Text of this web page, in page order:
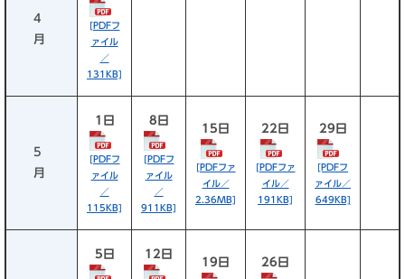
4
月
[PDFフ
ァイル
／
131KB]
5
月
1日
[PDFフ
ァイル
／
115KB]
8日
[PDFフ
ァイル
／
911KB]
15日
[PDFファ
イル／
2.36MB]
22日
[PDFファ
イル／
191KB]
29日
[PDFフ
ァイル／
649KB]
5日 12日
19日 26日